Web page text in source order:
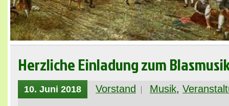
Herzliche Einladung zum
10. Juni 2018 Vorstand Musik,